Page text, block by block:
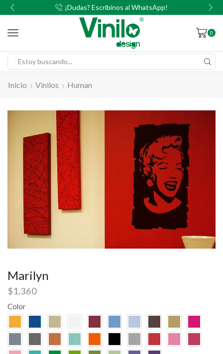
¡Dudas? Escribinos al WhatsApp!
0
Inicio Vinilos Human
Marilyn
$1,360
Color